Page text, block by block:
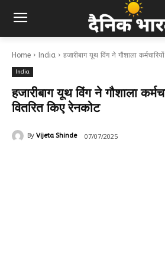
Home India हजारीबाग यूथ विंग ने गौशाला
India
हजारीबाग यूथ विंग ने गौशाला
वितरित किए रेनकोट
By Vijeta Shinde 07/07/2025